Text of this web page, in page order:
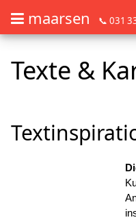
maarsen 📞 031
Texte &